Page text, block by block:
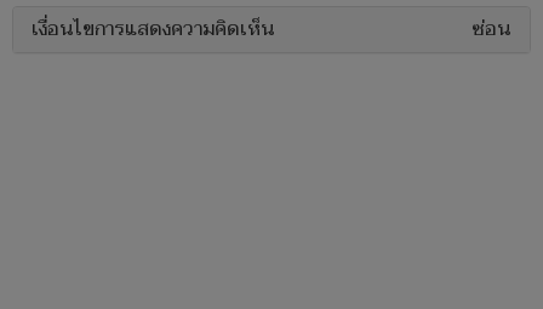
เงื่อนไขการแสดงความคิดเห็น ซ่อน